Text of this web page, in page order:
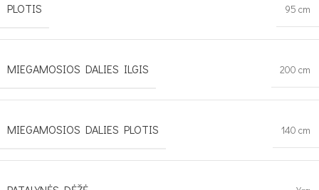
PLOTIS 95 cm
MIEGAMOSIOS DALIES ILGIS 200 cm
MIEGAMOSIOS DALIES PLOTIS 140 cm